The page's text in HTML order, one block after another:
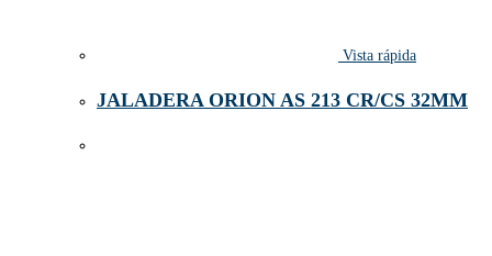
Vista rápida
JALADERA ORION AS 213 CR/CS 32MM